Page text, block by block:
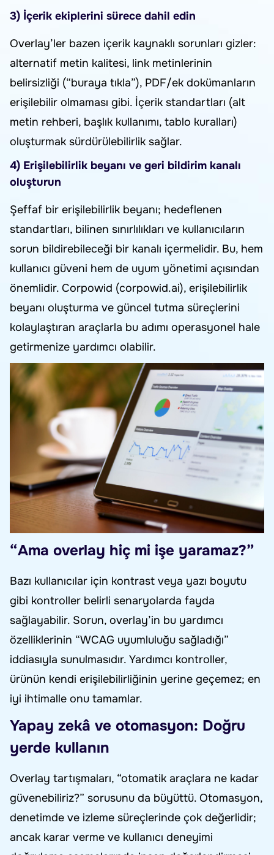
3) İçerik ekiplerini sürece dahil edin
Overlay’ler bazen içerik kaynaklı sorunları gizler:
alternatif metin kalitesi, link metinlerinin
belirsizliği (“buraya tıkla”), PDF/ek dokümanların
erişilebilir olmaması gibi. İçerik standartları (alt
metin rehberi, başlık kullanımı, tablo kuralları)
oluşturmak sürdürülebilirlik sağlar.
4) Erişilebilirlik beyanı ve geri bildirim kanalı
oluşturun
Şeffaf bir erişilebilirlik beyanı; hedeflenen
standartları, bilinen sınırlılıkları ve kullanıcıların
sorun bildirebileceği bir kanalı içermelidir. Bu, hem
kullanıcı güveni hem de uyum yönetimi açısından
önemlidir. Corpowid (corpowid.ai), erişilebilirlik
beyanı oluşturma ve güncel tutma süreçlerini
kolaylaştıran araçlarla bu adımı operasyonel hale
getirmenize yardımcı olabilir.
“Ama overlay hiç mi işe yaramaz?”
Bazı kullanıcılar için kontrast veya yazı boyutu
gibi kontroller belirli senaryolarda fayda
sağlayabilir. Sorun, overlay’in bu yardımcı
özelliklerinin “WCAG uyumluluğu sağladığı”
iddiasıyla sunulmasıdır. Yardımcı kontroller,
ürünün kendi erişilebilirliğinin yerine geçemez; en
iyi ihtimalle onu tamamlar.
Yapay zekâ ve otomasyon: Doğru
yerde kullanın
Overlay tartışmaları, “otomatik araçlara ne kadar
güvenebiliriz?” sorusunu da büyüttü. Otomasyon,
denetimde ve izleme süreçlerinde çok değerlidir;
ancak karar verme ve kullanıcı deneyimi